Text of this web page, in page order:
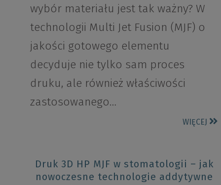
wybór materiału jest tak ważny? W
technologii Multi Jet Fusion (MJF) o
jakości gotowego elementu
decyduje nie tylko sam proces
druku, ale również właściwości
zastosowanego…
WIĘCEJ
Druk 3D HP MJF w stomatologii – jak
nowoczesne technologie addytywne